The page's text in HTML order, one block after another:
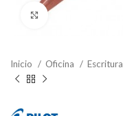
Clic para ampliar
Inicio Oficina Escritura